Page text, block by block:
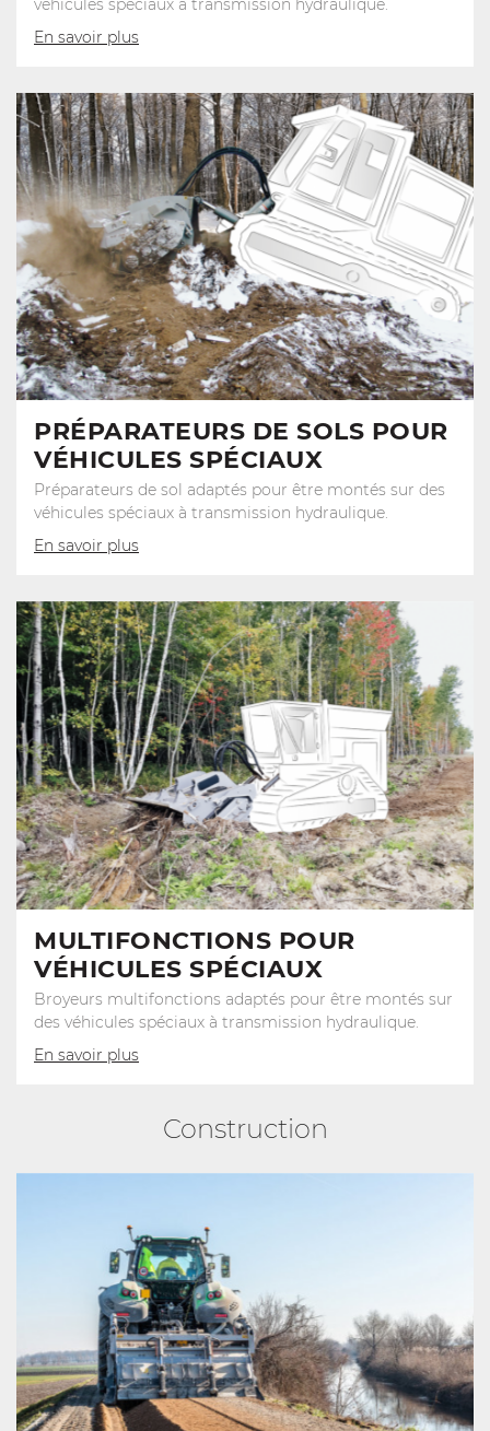
véhicules spéciaux à transmission hydraulique.
En savoir plus
PRÉPARATEURS DE SOLS POUR
VÉHICULES SPÉCIAUX
Préparateurs de sol adaptés pour être montés sur des
véhicules spéciaux à transmission hydraulique.
En savoir plus
MULTIFONCTIONS POUR
VÉHICULES SPÉCIAUX
Broyeurs multifonctions adaptés pour être montés sur
des véhicules spéciaux à transmission hydraulique.
En savoir plus
Construction